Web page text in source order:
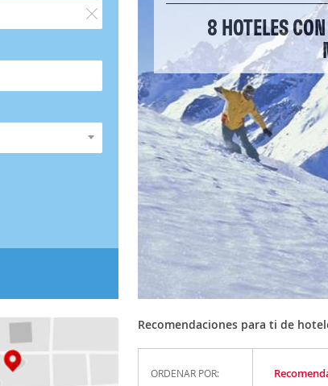
8 HOTELES
Recomendaciones para ti de
ORDENAR POR: